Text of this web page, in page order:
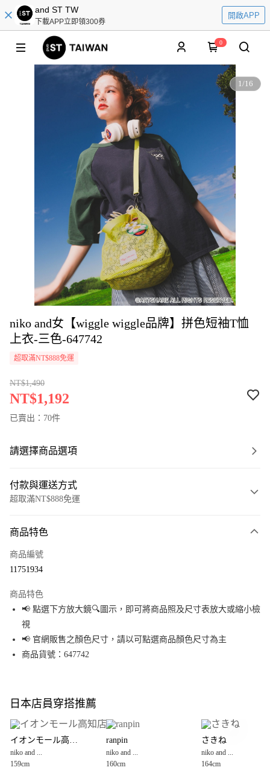
and ST TW
下載APP立即領300券
開啟APP
0
1/16
niko and女【wiggle wiggle品牌】拼色短袖T恤
上衣-三色-647742
超取滿NT$888免運
NT$1,490
NT$1,192
已賣出：70件
請選擇商品選項
付款與運送方式
超取滿NT$888免運
信用卡一次付款
Apple Pay
街口支付
悠遊付
全盈+PAY
大哥付你分期
【大哥付你分期使用說明】
1.本服務由台灣大哥大提供，台灣大哥大用戶可立即使用無須另外申請。
2.付款方式選擇「大哥付你分期」，訂單成立後會自動跳轉到大哥付的交易
AFTEE先享後付
商品特色
商品編號
11751934
商品特色
📢 點選下方放大鏡🔍圖示，即可將商品照及尺寸表放大或縮小檢
視
📢 官網販售之顏色尺寸，請以可點選商品顏色尺寸為主
商品貨號：647742
日本店員穿搭推薦
イオンモール高知店
niko and ...
159cm
ranpin
niko and ...
160cm
さきね
niko and ...
164cm